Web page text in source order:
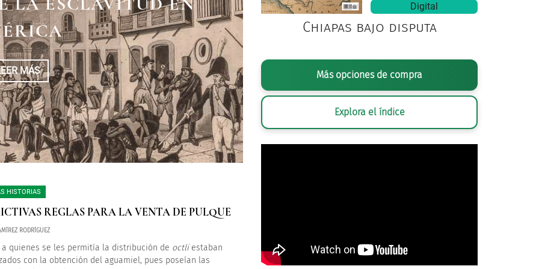
MÁS
ESPAÑA
MÁS
DEL TIEMPO
MÁS
HISTORIAS
REGLAS PARA LA VENTA DE PULQUE
RODRÍGUEZ
a quienes se les permitía la distribución de octliestaban
con la obtención del aguamiel, pues poseían las
Digital
Chiapas bajo disputa
Más opciones de compra
Explora el índice